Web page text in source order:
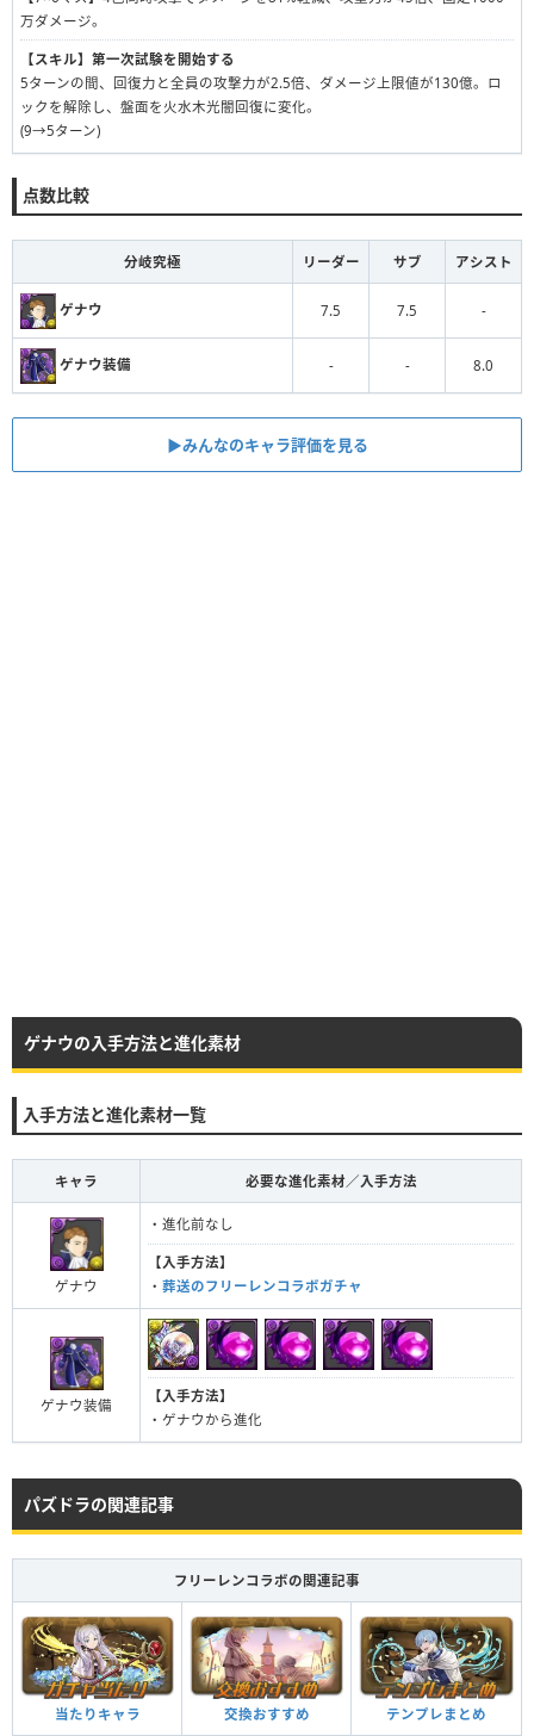
万ダメージ。
【スキル】 第一次試験を開始する
5ターンの間、回復力と全員の攻撃力が2.5倍、ダメージ上限値が130億。ロ
ックを解除し、盤面を火水木光闇回復に変化。
(9→5ターン)
点数比較
分岐究極 リーダー サブ アシスト
ゲナウ 7.5 7.5 -
ゲナウ装備 - - 8.0
▶︎みんなのキャラ評価を見る
ゲナウの入手方法と進化素材
入手方法と進化素材一覧
キャラ 必要な進化素材／入手方法
ゲナウ
・進化前なし
【入手方法】
・ 葬送のフリーレンコラボガチャ
ゲナウ装備
【入手方法】
・ゲナウから進化
パズドラの関連記事
フリーレンコラボの関連記事
当たりキャラ 交換おすすめ テンプレまとめ